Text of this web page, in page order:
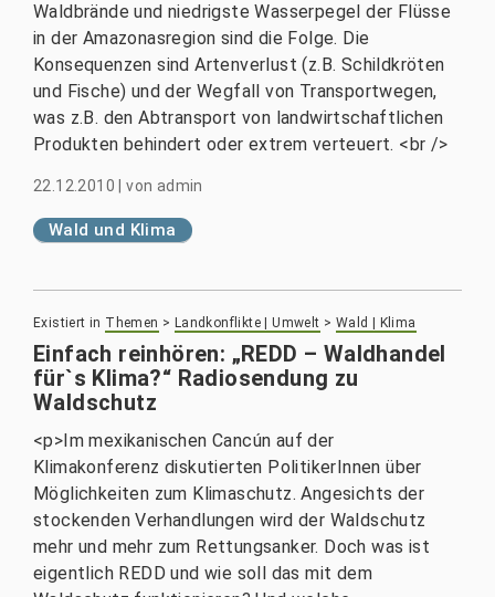
Waldbrände und niedrigste Wasserpegel der Flüsse
in der Amazonasregion sind die Folge. Die
Konsequenzen sind Artenverlust (z.B. Schildkröten
und Fische) und der Wegfall von Transportwegen,
was z.B. den Abtransport von landwirtschaftlichen
Produkten behindert oder extrem verteuert. <br />
22.12.2010 |von admin
Wald und Klima
Existiert in Themen > Landkonflikte | Umwelt > Wald | Klima
Einfach reinhören: „REDD – Waldhandel
für`s Klima?“ Radiosendung zu
Waldschutz
<p>Im mexikanischen Cancún auf der
Klimakonferenz diskutierten PolitikerInnen über
Möglichkeiten zum Klimaschutz. Angesichts der
stockenden Verhandlungen wird der Waldschutz
mehr und mehr zum Rettungsanker. Doch was ist
eigentlich REDD und wie soll das mit dem